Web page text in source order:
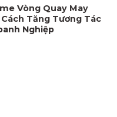
Vòng Quay May
Cách Tăng Tương Tác
Nghiệp